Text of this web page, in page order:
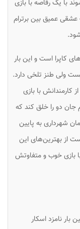
با یک رقاصه با بازی
عشقی عمیق بین برترام
کاپرا است و این بار
ولی طنز تلخی دارد.
کارمندانش با بازی
جان دو را خلق کند که
شهرداری به پایین
از بهترین‌های این
با بازی خوب و متفاوتش
برای سومین بار نامزد اسکار